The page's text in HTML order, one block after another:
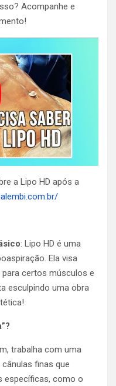
Acompanhe e
a Lipo HD após a
: Lipo HD é uma
Ela visa
certos músculos e
esculpindo uma obra
trabalha com uma
finas que
específicas, como o